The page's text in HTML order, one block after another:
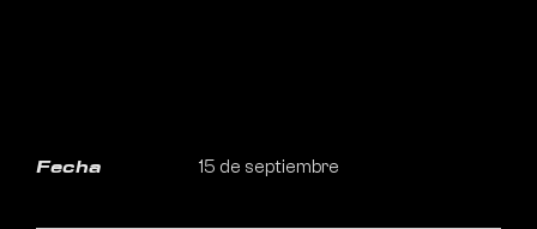
Fecha 15 de septiembre